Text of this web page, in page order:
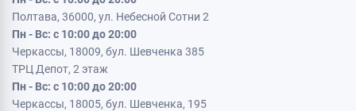
Полтава, 36000, ул. Небесной Сотни 2
Пн - Вс: с 10:00 до 20:00
Черкассы, 18009, бул. Шевченка 385
ТРЦ Депот, 2 этаж
Пн - Вс: с 10:00 до 20:00
Черкассы, 18005, бул. Шевченка, 195